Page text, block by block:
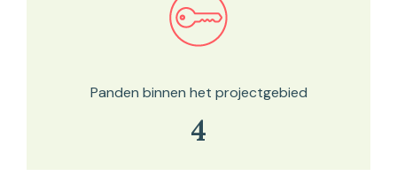
Bekijk in onze kaartviewer
Panden binnen het projectgebied
4